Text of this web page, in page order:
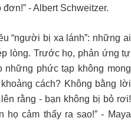
đơn!” -Albert Schweitzer.
“người bị xa lánh”: những ai
lòng. Trước họ, phản ứng tự
những phức tạp không mong
khoảng cách? Không bằng lời
rằng - bạn không bị bỏ rơi!
họ cảm thấy ra sao!” - Maya